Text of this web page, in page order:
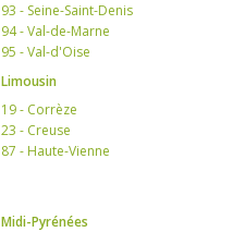
93 - Seine-Saint-Denis
94 - Val-de-Marne
95 - Val-d'Oise
Limousin
19 - Corrèze
23 - Creuse
87 - Haute-Vienne
Midi-Pyrénées